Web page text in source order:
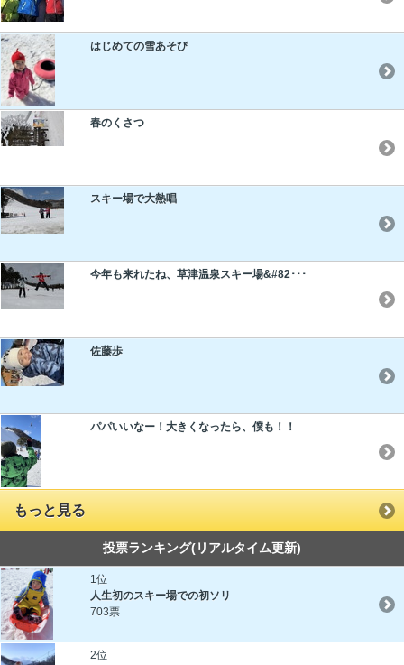
はじめての雪あそび
春のくさつ
スキー場で大熱唱
今年も来れたね、草津温泉スキー場&#82･･･
佐藤歩
パパいいなー！大きくなったら、僕も！！
もっと見る
投票ランキング(リアルタイム更新)
1位
人生初のスキー場での初ソリ
703票
2位